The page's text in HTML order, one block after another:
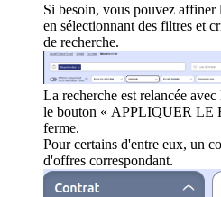
Si besoin, vous pouvez affiner
en sélectionnant des filtres et
de recherche.
La recherche est relancée
le bouton « APPLIQUER LE
ferme.
Pour certains d'entre eux, un
d'offres correspondant.